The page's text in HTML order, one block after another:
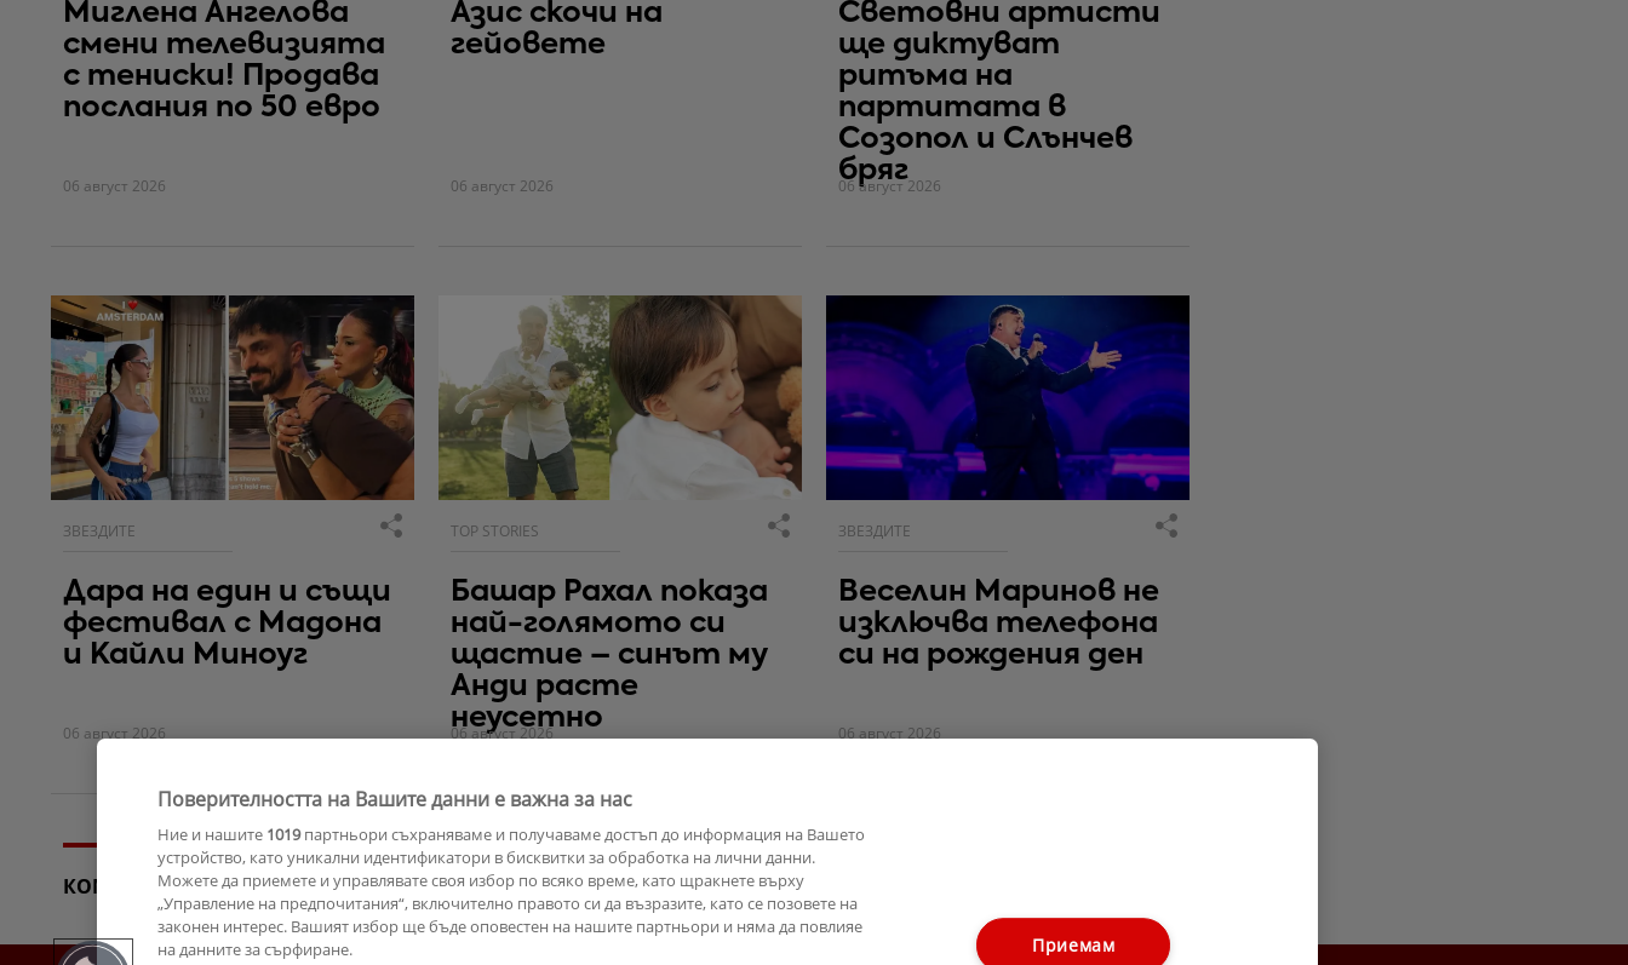
Миглена Ангелова
смени телевизията
с тениски! Продава
послания по 50 евро
06 август 2026
Азис скочи на
гейовете
06 август 2026
Световни артисти
ще диктуват
ритъма на
партитата в
Созопол и Слънчев
бряг
06 август 2026
ЗВЕЗДИТЕ
Дара на един и същи
фестивал с Мадона
и Кайли Миноуг
06 август 2026
TOP STORIES
Башар Рахал показа
най-голямото си
щастие – синът му
Анди расте
неусетно
06 август 2026
ЗВЕЗДИТЕ
Веселин Маринов не
изключва телефона
си на рождения ден
06 август 2026
КОМЕНТАРИ
Поверителността на Вашите данни е важна за нас
Ние и нашите 1019партньори съхраняваме и получаваме достъп до информация на Вашето
устройство, като уникални идентификатори в бисквитки за обработка на лични данни.
Можете да приемете и управлявате своя избор по всяко време, като щракнете върху
„Управление на предпочитания“, включително правото си да възразите, като се позовете на
законен интерес. Вашият избор ще бъде оповестен на нашите партньори и няма да повлияе
на данните за сърфиране.
Приемам